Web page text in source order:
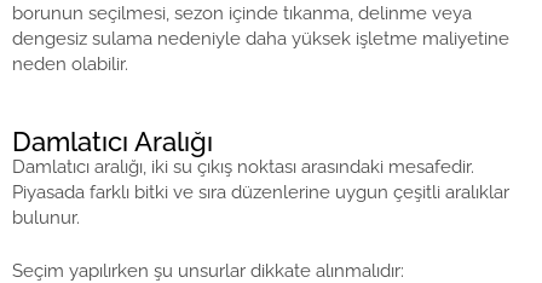
borunun seçilmesi, sezon içinde tıkanma, delinme veya
dengesiz sulama nedeniyle daha yüksek işletme maliyetine
neden olabilir.
Damlatıcı Aralığı
Damlatıcı aralığı, iki su çıkış noktası arasındaki mesafedir.
Piyasada farklı bitki ve sıra düzenlerine uygun çeşitli aralıklar
bulunur.
Seçim yapılırken şu unsurlar dikkate alınmalıdır: